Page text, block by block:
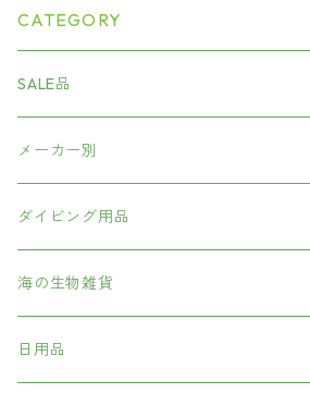
CATEGORY
SALE品
メーカー別
海中散歩
GULL
FL
ダイビング用品
ダイビング重器材
BCD
ダイビング軽器材
海の生物雑貨
ぬいぐるみマスコット
日用品